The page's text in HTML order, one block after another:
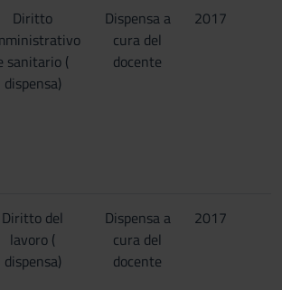
Diritto
sanitario (
dispensa)
Dispensa a
cura del
docente
2017
Diritto del
lavoro (
dispensa)
Dispensa a
cura del
docente
2017